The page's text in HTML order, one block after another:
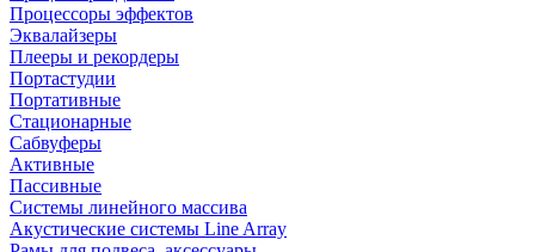
Процессоры эффектов
Эквалайзеры
Плееры и рекордеры
Портастудии
Портативные
Стационарные
Сабвуферы
Активные
Пассивные
Системы линейного массива
Акустические системы Line Array